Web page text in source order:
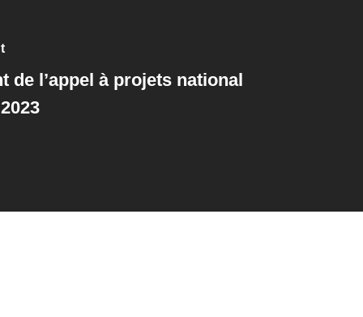
de l’appel à projets national